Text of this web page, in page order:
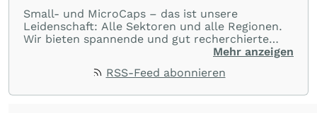
Small- und MicroCaps – das ist unsere
Leidenschaft: Alle Sektoren und alle Regionen.
Wir bieten spannende und gut recherchierte
Einblicke in branchen- und marktbezogene
umfangreiche Erfahrungen in der Branche und
Mehr anzeigen
RSS-Feed abonnieren